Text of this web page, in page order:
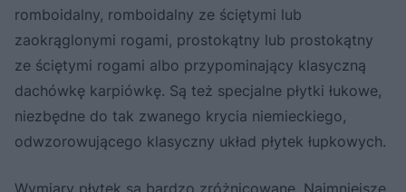
romboidalny, romboidalny ze ściętymi lub
zaokrąglonymi rogami, prostokątny lub prostokątny
ze ściętymi rogami albo przypominający klasyczną
dachówkę karpiówkę. Są też specjalne płytki łukowe,
niezbędne do tak zwanego krycia niemieckiego,
odwzorowującego klasyczny układ płytek łupkowych.